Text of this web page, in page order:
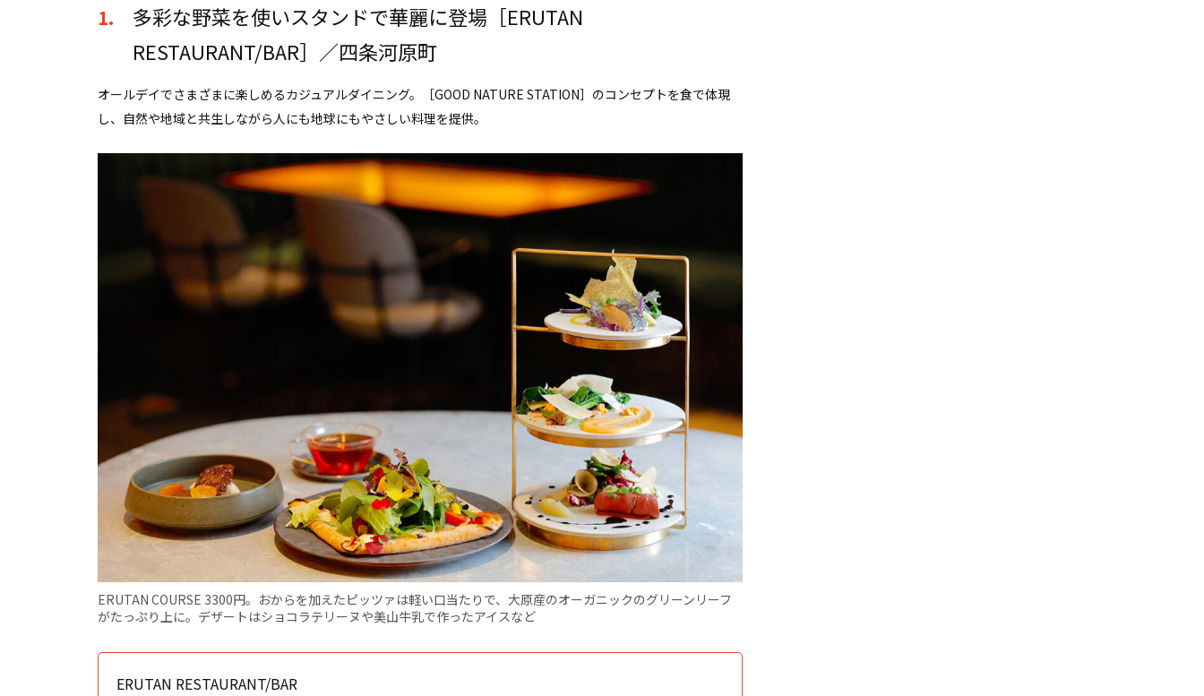
1.
多彩な野菜を使いスタンドで華麗に登場［ERUTAN
RESTAURANT/BAR］／四条河原町
オールデイでさまざまに楽しめるカジュアルダイニング。［GOOD NATURE STATION］のコンセプトを食で体現
し、自然や地域と共生しながら人にも地球にもやさしい料理を提供。
ERUTAN COURSE 3300円。おからを加えたピッツァは軽い口当たりで、大原産のオーガニックのグリーンリーフ
がたっぷり上に。デザートはショコラテリーヌや美山牛乳で作ったアイスなど
ERUTAN RESTAURANT/BAR